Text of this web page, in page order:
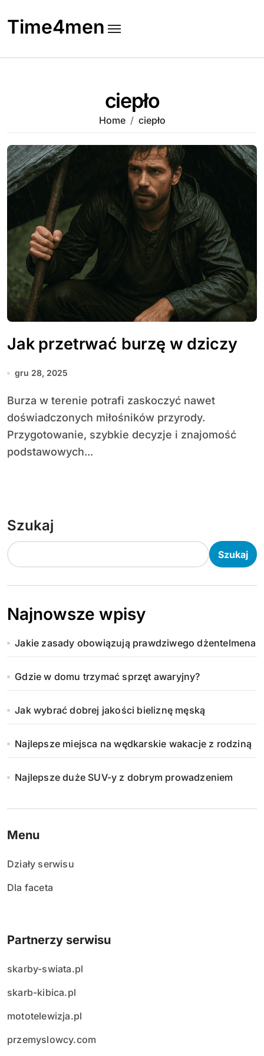
to
content
Time4men
ciepło
Home ciepło
Jak przetrwać burzę w dziczy
gru 28, 2025
Burza w terenie potrafi zaskoczyć nawet
doświadczonych miłośników przyrody.
Przygotowanie, szybkie decyzje i znajomość
podstawowych...
Szukaj
Szukaj
Najnowsze wpisy
Jakie zasady obowiązują prawdziwego dżentelmena
Gdzie w domu trzymać sprzęt awaryjny?
Jak wybrać dobrej jakości bieliznę męską
Najlepsze miejsca na wędkarskie wakacje z rodziną
Najlepsze duże SUV-y z dobrym prowadzeniem
Menu
Działy serwisu
Dla faceta
Partnerzy serwisu
skarby-swiata.pl
skarb-kibica.pl
mototelewizja.pl
przemyslowcy.com